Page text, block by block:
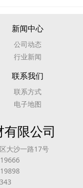
新闻中心
公司动态
行业新闻
联系我们
联系方式
电子地图
限公司
大沙一路17号